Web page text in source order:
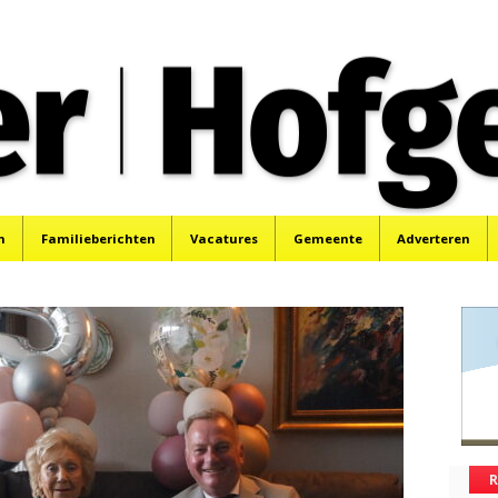
Familieberichten Vacatures Gemeente Adverteren